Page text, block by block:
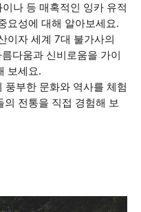
나 등 매혹적인 잉카 유적
요성에 대해 알아보세요.
이자 세계 7대 불가사의
다움과 신비로움을 가이
보세요.
부한 문화와 역사를 체험
전통을 직접 경험해 보